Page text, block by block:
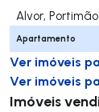
Alvor, Portimão
Apartamento
Ver imóveis
Ver imóveis
Imóveis